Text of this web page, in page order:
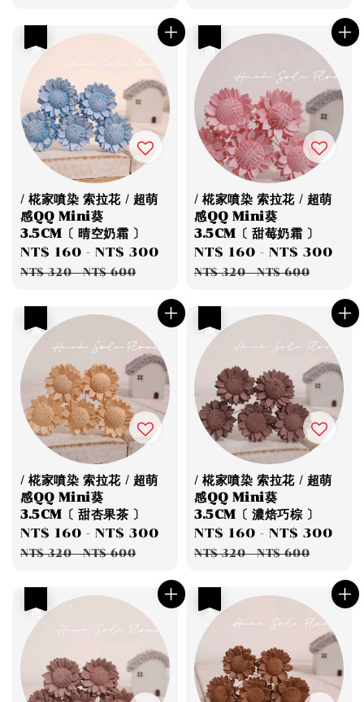
/ 椛家噴染 索拉花 / 超萌
感QQ Mini葵
3.5CM〔 晴空奶霜 〕
Sale
price
NT$ 160 -NT$ 300
Regular
price
NT$ 320-NT$ 600
/ 椛家噴染 索拉花 / 超萌
感QQ Mini葵
3.5CM〔 甜莓奶霜 〕
Sale
price
NT$ 160 -NT$ 300
NT$ 320-NT$ 600
/ 椛家噴染 索拉花 / 超萌
感QQ Mini葵
3.5CM〔 甜杏果茶 〕
Sale
price
NT$ 160 -NT$ 300
Regular
price
NT$ 320-NT$ 600
/ 椛家噴染 索拉花 / 超萌
感QQ Mini葵
3.5CM〔 濃焙巧棕 〕
Sale
price
NT$ 160 -NT$ 300
NT$ 320-NT$ 600